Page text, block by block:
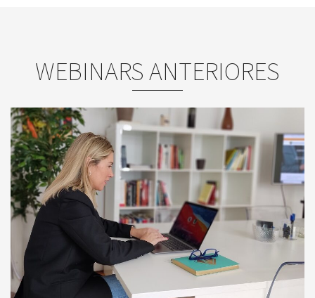
WEBINARS ANTERIORES